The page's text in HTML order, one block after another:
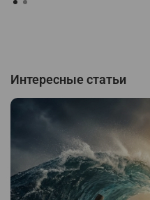
Интересные статьи